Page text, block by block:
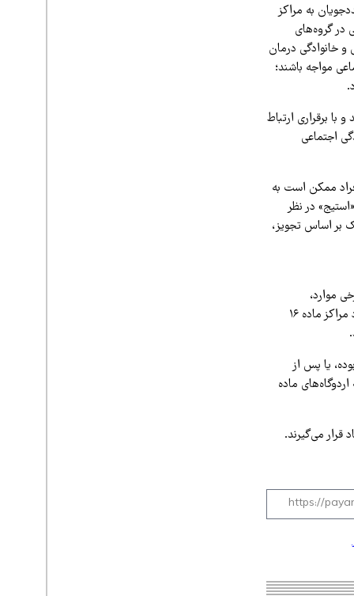
به مراکز
در گروه‌های
خانوادگی درمان
مواجه باشند؛
برقراری ارتباط
اجتماعی
ممکن است به
در نظر
بر اساس تجویز،
موارد،
خرده‌فروشان پس از بازداشت ادعا می‌کنند مواد کشف‌شده برای مصرف شخصی بوده و با این ادعا وارد مراکز ماده ۱۶
یا پس از
شود، به اردوگاه‌های ماده
می‌گیرند.